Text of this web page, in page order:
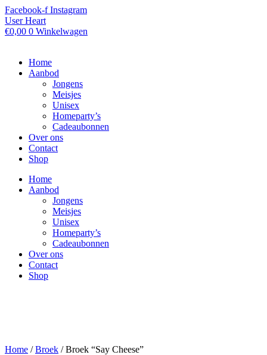
Ga
naar
de
Facebook-f Instagram
User Heart
€0,00 0 Winkelwagen
Home
Aanbod
Jongens
Meisjes
Unisex
Homeparty’s
Cadeaubonnen
Over ons
Contact
Shop
Home
Aanbod
Jongens
Meisjes
Unisex
Homeparty’s
Cadeaubonnen
Over ons
Contact
Shop
Home /Broek / Broek “Say Cheese”